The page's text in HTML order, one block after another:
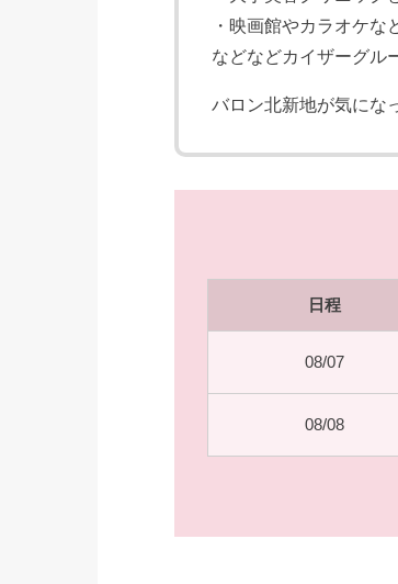
・映画館やカラオケな
などなどカイザーグル
バロン北新地が気にな
日程
08/07
08/08